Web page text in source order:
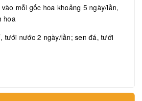
mỗi gốc hoa khoảng 5 ngày/lần,
hoa
tưới nước 2 ngày/lần; sen đá, tưới